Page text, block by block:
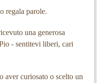
regala parole.
una generosa
- sentitevi liberi, cari
aver curiosato o scelto un